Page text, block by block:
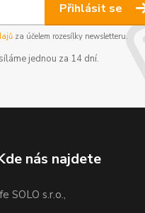
Přihlásit se
za účelem rozesílky newsletteru.
jednou za 14 dní.
nás najdete
SOLO s.r.o.,